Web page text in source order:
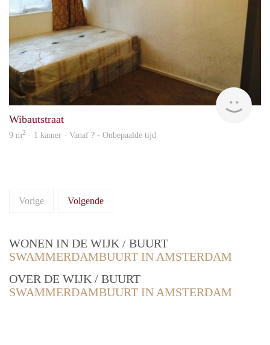
Wibautstraat
9 m2 · 1 kamer · Vanaf ? - Onbepaalde tijd
Vorige Volgende
WONEN IN DE WIJK / BUURT
SWAMMERDAMBUURT IN AMSTERDAM
OVER DE WIJK / BUURT
SWAMMERDAMBUURT IN AMSTERDAM